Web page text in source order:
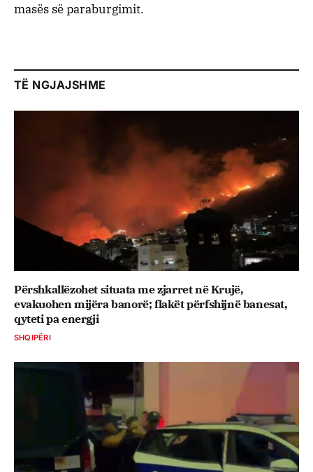
masës së paraburgimit.
TË NGJAJSHME
Përshkallëzohet situata me zjarret në Krujë,
evakuohen mijëra banorë; flakët përfshijnë banesat,
qyteti pa energji
SHQIPËRI